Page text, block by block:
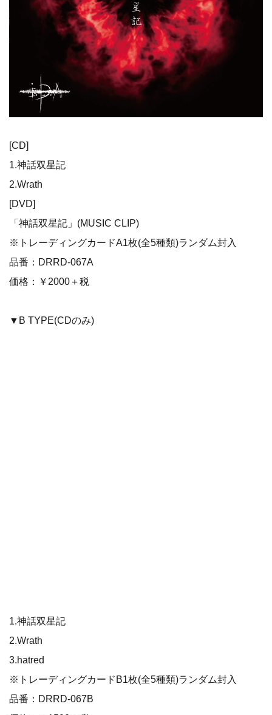
[CD]
1.神話双星記
2.Wrath
[DVD]
「神話双星記」(MUSIC CLIP)
※トレーディングカードA1枚(全5種類)ランダム封入
品番：DRRD-067A
価格：￥2000＋税
▼B TYPE(CDのみ)
1.神話双星記
2.Wrath
3.hatred
※トレーディングカードB1枚(全5種類)ランダム封入
品番：DRRD-067B